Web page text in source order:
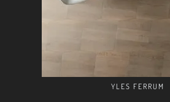
YLES FERRUM